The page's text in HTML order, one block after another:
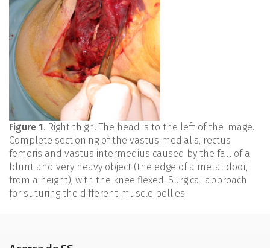
Figure 1. Right thigh. The head is to the left of the image.
Complete sectioning of the vastus medialis, rectus
femoris and vastus intermedius caused by the fall of a
blunt and very heavy object (the edge of a metal door,
from a height), with the knee flexed. Surgical approach
for suturing the different muscle bellies.